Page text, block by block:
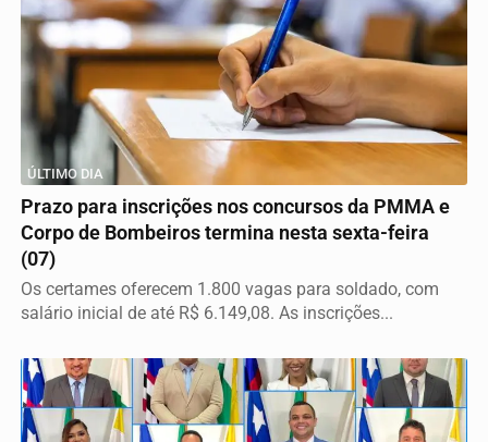
ÚLTIMO DIA
Prazo para inscrições nos concursos da PMMA e
Corpo de Bombeiros termina nesta sexta-feira
(07)
Os certames oferecem 1.800 vagas para soldado, com
salário inicial de até R$ 6.149,08. As inscrições...